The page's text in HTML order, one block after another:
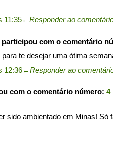
11:35←Responder ao
participou com o comentário
te desejar uma ótima
12:36←Responder ao
com o comentário número: 4
sido ambientado em Minas! Só